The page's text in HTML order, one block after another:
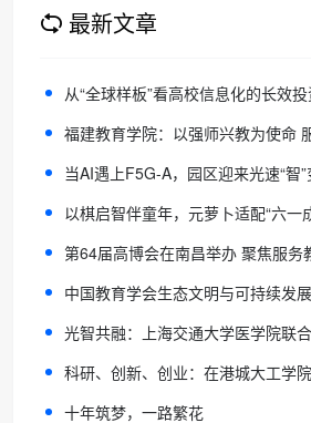
最新文章
从“全球样板”看高校信息化的长效投资：上海交通大学医学
福建教育学院：以强师兴教为使命 服务
当AI遇上F5G-A，园区迎来光速“智”
以棋启智伴童年，元萝卜适配“六一
第64届高博会在南昌举办 聚焦服务
中国教育学会生态文明与可持续发展教
光智共融：上海交通大学医学院联合华为打造AI
科研、创新、创业：在港城大工学
十年筑梦，一路繁花